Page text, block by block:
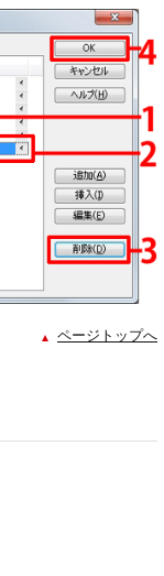
ページトップへ